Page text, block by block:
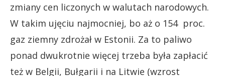
zmiany cen liczonych w walutach narodowych.
W takim ujęciu najmocniej, bo aż o 154 proc.
gaz ziemny zdrożał w Estonii. Za to paliwo
ponad dwukrotnie więcej trzeba była zapłacić
też w Belgii, Bułgarii i na Litwie (wzrost